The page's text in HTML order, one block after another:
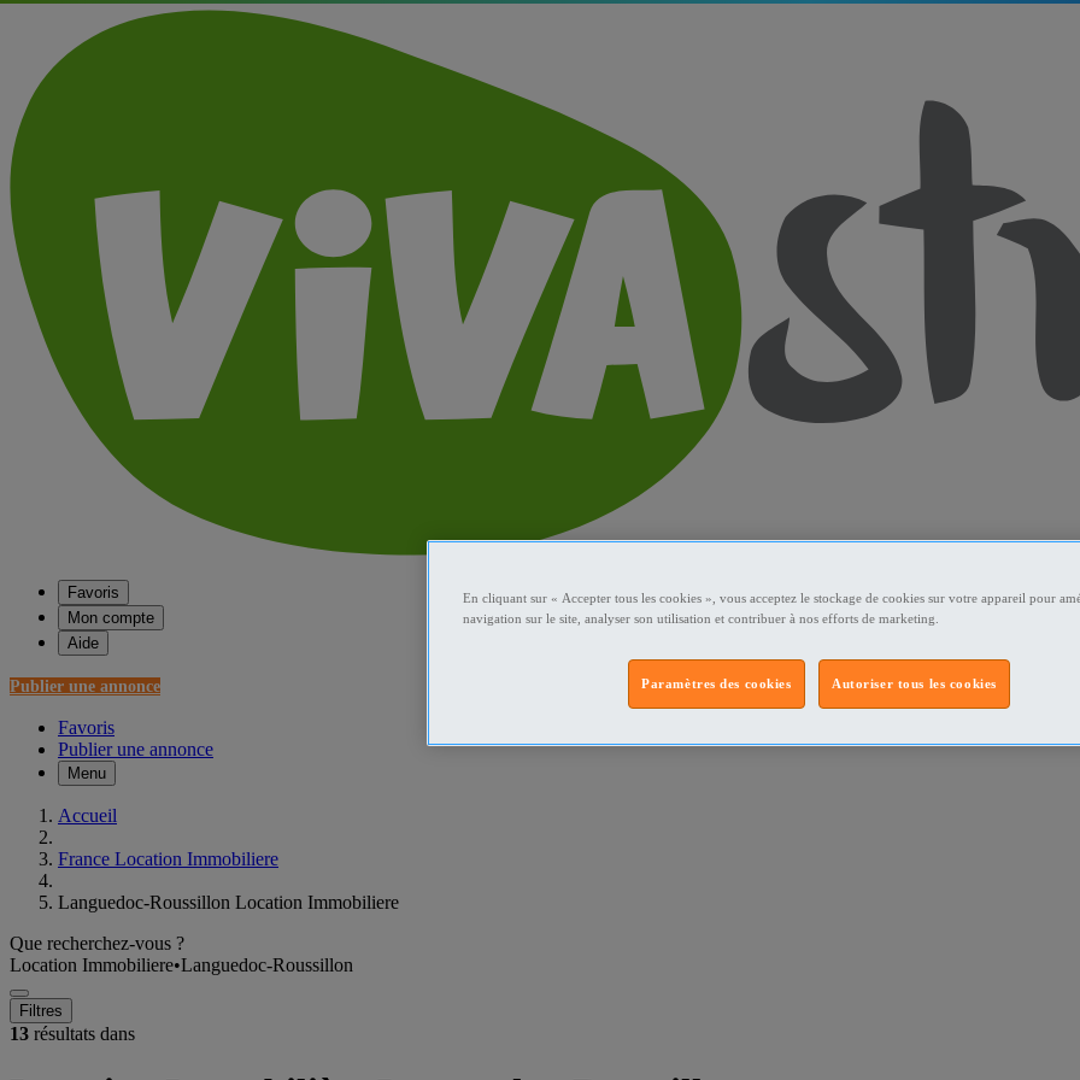
Favoris
Mon compte
Aide
Publier une annonce
Favoris
Publier une annonce
Menu
Accueil
France Location Immobiliere
Languedoc-Roussillon Location Immobiliere
Que recherchez-vous ?
Location Immobiliere•Languedoc-Roussillon
Filtres
13 résultats dans
En cliquant sur « Accepter tous les cookies », vous acceptez le stockage de cookies sur votre appareil pour
navigation sur le site, analyser son utilisation et contribuer à nos efforts de marketing.
Autoriser tous les cookies
Paramètres des cookies